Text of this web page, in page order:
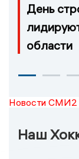
День
области
Новости СМИ2
Наш